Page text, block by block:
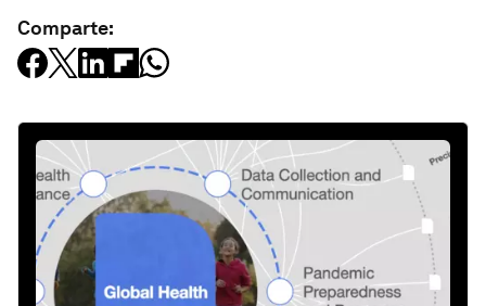
Comparte: